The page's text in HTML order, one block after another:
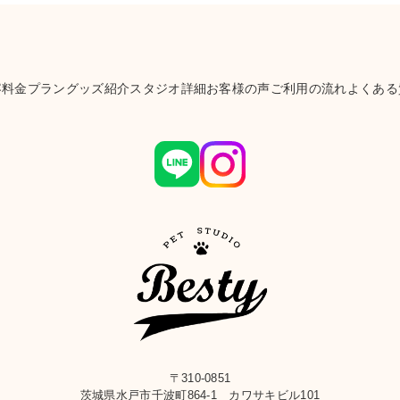
料金プラングッズ紹介スタジオ詳細お客様の声ご利用の流れよくある
〒310-0851
茨城県水戸市千波町864-1 カワサキビル101